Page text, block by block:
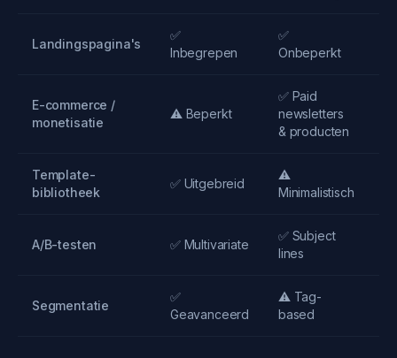
Landingspagina's
✅
Inbegrepen
✅
Onbeperkt
E-commerce /
monetisatie
⚠️ Beperkt
✅ Paid
newsletters
& producten
Template-
bibliotheek
✅ Uitgebreid
⚠️
Minimalistisch
A/B-testen ✅ Multivariate
✅ Subject
lines
Segmentatie
✅
Geavanceerd
⚠️ Tag-
based